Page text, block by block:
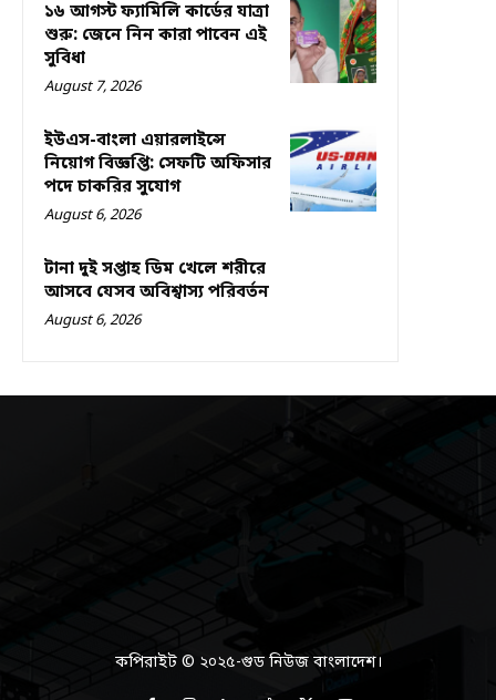
১৬ আগস্ট ফ্যামিলি কার্ডের যাত্রা
শুরু: জেনে নিন কারা পাবেন এই
সুবিধা
August 7, 2026
ইউএস-বাংলা এয়ারলাইন্সে
নিয়োগ বিজ্ঞপ্তি: সেফটি অফিসার
পদে চাকরির সুযোগ
August 6, 2026
টানা দুই সপ্তাহ ডিম খেলে শরীরে
আসবে যেসব অবিশ্বাস্য পরিবর্তন
August 6, 2026
কপিরাইট © ২০২৫-গুড নিউজ বাংলাদেশ।